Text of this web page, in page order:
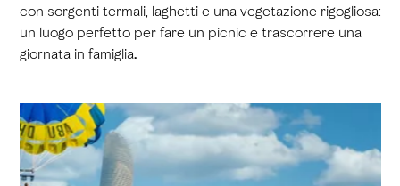
con sorgenti termali, laghetti e una vegetazione rigogliosa:
un luogo perfetto per fare un picnic e trascorrere una
giornata in famiglia.